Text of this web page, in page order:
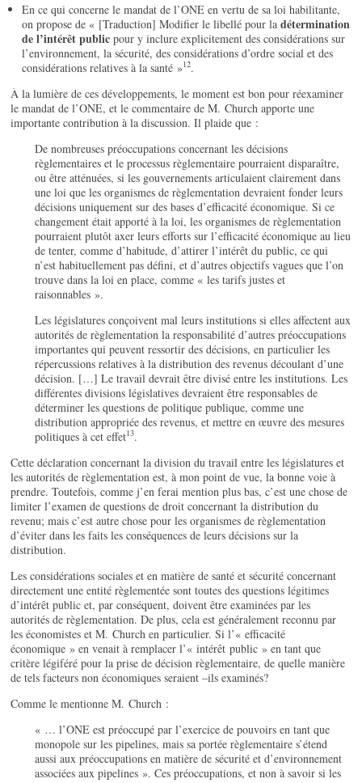
En ce qui concerne le mandat de l’ONE en vertu de sa loi habilitante,
on propose de « [Traduction] Modifier le libellé pour ladétermination
de l’intérêt public pour y inclure explicitement des considérations sur
l’environnement, la sécurité, des considérations d’ordre social et des
considérations relatives à la santé »12.
À la lumière de ces développements, le moment est bon pour réexaminer
le mandat de l’ONE, et le commentaire de M. Church apporte une
importante contribution à la discussion. Il plaide que :
De nombreuses préoccupations concernant les décisions
règlementaires et le processus règlementaire pourraient disparaître,
ou être atténuées, si les gouvernements articulaient clairement dans
une loi que les organismes de règlementation devraient fonder leurs
décisions uniquement sur des bases d’efficacité économique. Si ce
changement était apporté à la loi, les organismes de règlementation
pourraient plutôt axer leurs efforts sur l’efficacité économique au lieu
de tenter, comme d’habitude, d’attirer l’intérêt du public, ce qui
n’est habituellement pas défini, et d’autres objectifs vagues que l’on
trouve dans la loi en place, comme « les tarifs justes et
raisonnables ».
Les législatures conçoivent mal leurs institutions si elles affectent aux
autorités de règlementation la responsabilité d’autres préoccupations
importantes qui peuvent ressortir des décisions, en particulier les
répercussions relatives à la distribution des revenus découlant d’une
décision. […] Le travail devrait être divisé entre les institutions. Les
différentes divisions législatives devraient être responsables de
déterminer les questions de politique publique, comme une
distribution appropriée des revenus, et mettre en œuvre des mesures
politiques à cet effet13.
Cette déclaration concernant la division du travail entre les législatures et
les autorités de règlementation est, à mon point de vue, la bonne voie à
prendre. Toutefois, comme j’en ferai mention plus bas, c’est une chose de
limiter l’examen de questions de droit concernant la distribution du
revenu; mais c’est autre chose pour les organismes de règlementation
d’éviter dans les faits les conséquences de leurs décisions sur la
distribution.
Les considérations sociales et en matière de santé et sécurité concernant
directement une entité règlementée sont toutes des questions légitimes
d’intérêt public et, par conséquent, doivent être examinées par les
autorités de règlementation. De plus, cela est généralement reconnu par
les économistes et M. Church en particulier. Si l’« efficacité
économique » en venait à remplacer l’« intérêt public » en tant que
critère légiféré pour la prise de décision règlementaire, de quelle manière
de tels facteurs non économiques seraient –ils examinés?
Comme le mentionne M. Church :
« … l’ONE est préoccupé par l’exercice de pouvoirs en tant que
monopole sur les pipelines, mais sa portée règlementaire s’étend
aussi aux préoccupations en matière de sécurité et d’environnement
associées aux pipelines ». Ces préoccupations, et non à savoir si les